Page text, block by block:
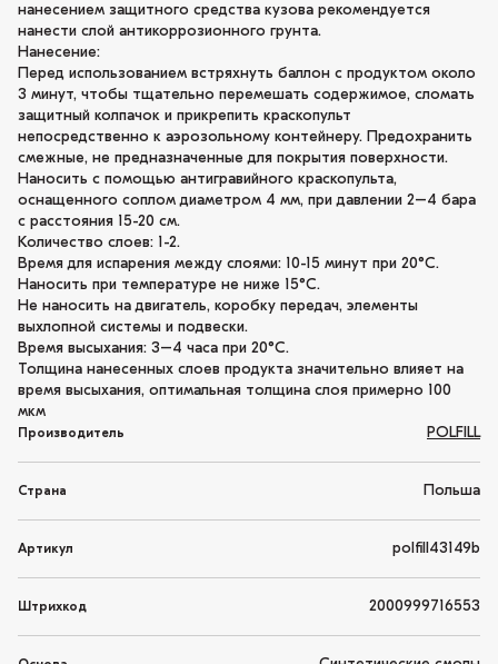
нанесением защитного средства кузова рекомендуется
нанести слой антикоррозионного грунта.
Нанесение:
Перед использованием встряхнуть баллон с продуктом около
3 минут, чтобы тщательно перемешать содержимое, сломать
защитный колпачок и прикрепить краскопульт
непосредственно к аэрозольному контейнеру. Предохранить
смежные, не предназначенные для покрытия поверхности.
Наносить с помощью антигравийного краскопульта,
оснащенного соплом диаметром 4 мм, при давлении 2–4 бара
с расстояния 15-20 см.
Количество слоев: 1-2.
Время для испарения между слоями: 10-15 минут при 20°C.
Наносить при температуре не ниже 15°C.
Не наносить на двигатель, коробку передач, элементы
выхлопной системы и подвески.
Время высыхания: 3–4 часа при 20°C.
Толщина нанесенных слоев продукта значительно влияет на
время высыхания, оптимальная толщина слоя примерно 100
мкм
Производитель POLFILL
Страна Польша
Артикул polfill43149b
Штрихкод 2000999716553